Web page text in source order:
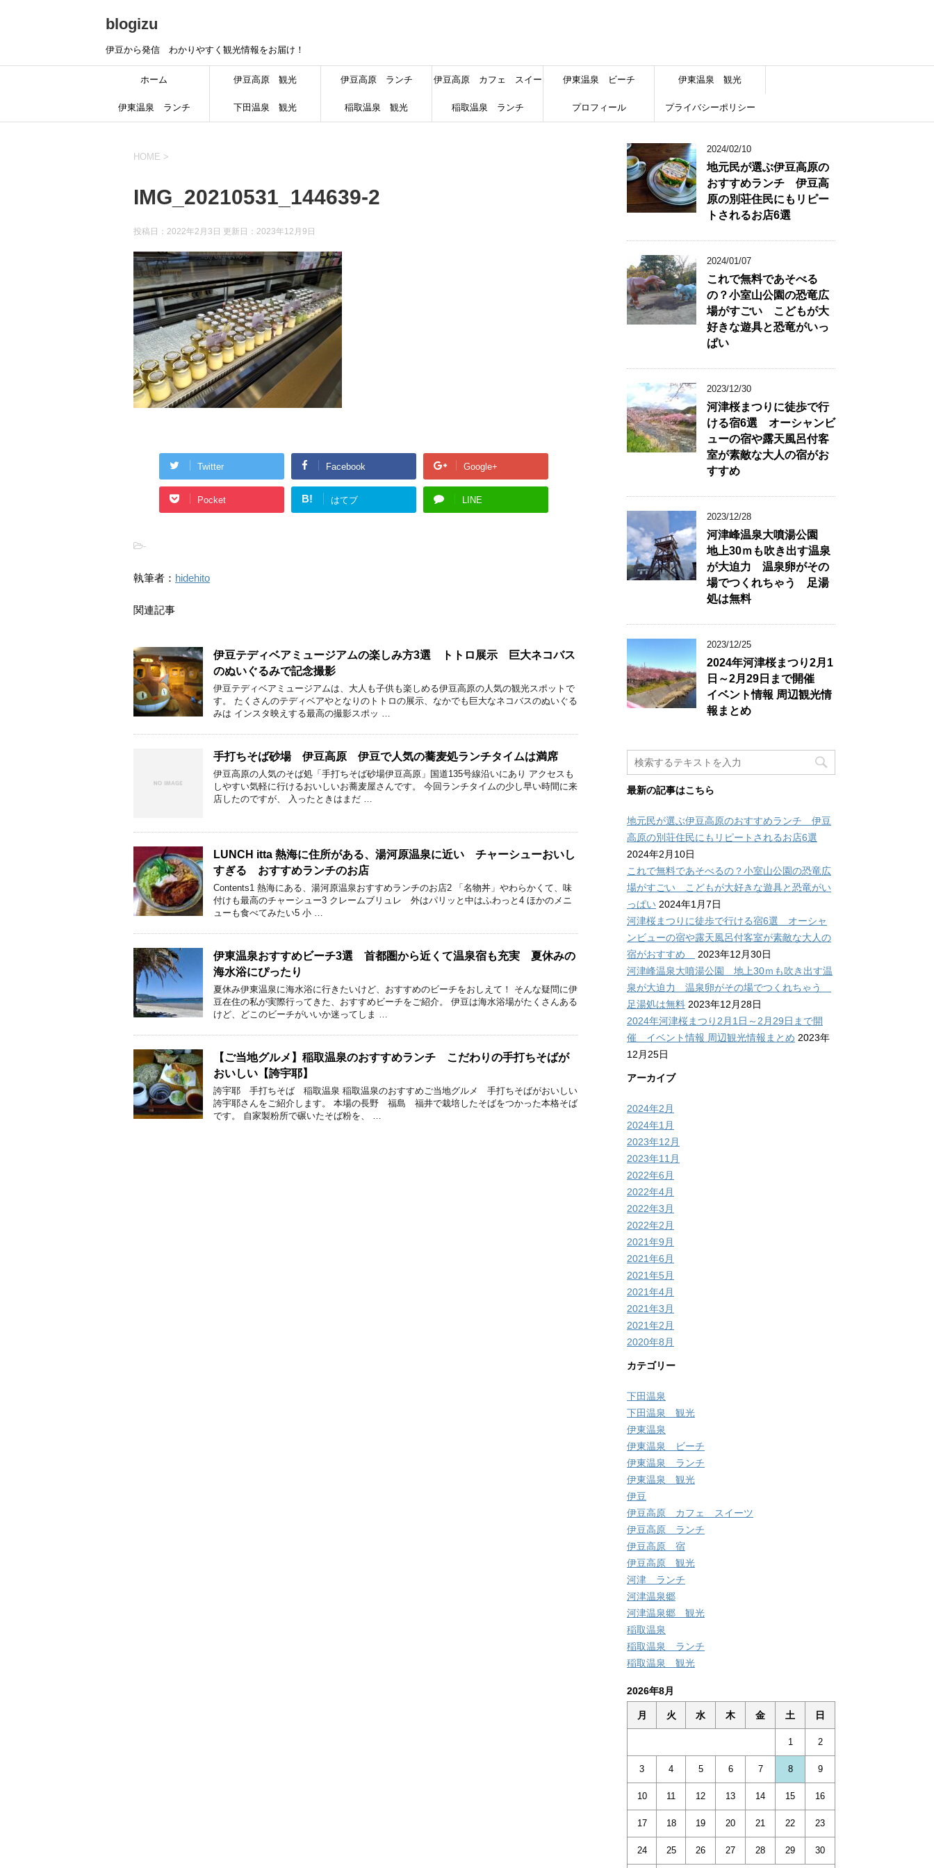
blogizu
伊豆から発信 わかりやすく観光情報をお届け！
ホーム 伊豆高原 観光 伊豆高原 ランチ 伊豆高原 カフェ スイー
ツ
伊東温泉 ビーチ 伊東温泉 観光
伊東温泉 ランチ 下田温泉 観光 稲取温泉 観光 稲取温泉 ランチ プロフィール プライバシーポリシー
HOME >
IMG_20210531_144639-2
投稿日：2022年2月3日 更新日： 2023年12月9日
Twitter Facebook Google+
Pocket B! はてブ LINE
-
執筆者： hidehito
関連記事
伊豆テディベアミュージアムの楽しみ方3選 トトロ展示 巨大ネコバス
のぬいぐるみで記念撮影
伊豆テディベアミュージアムは、大人も子供も楽しめる伊豆高原の人気の観光スポットで
す。 たくさんのテディベアやとなりのトトロの展示、なかでも巨大なネコバスのぬいぐる
みは インスタ映えする最高の撮影スポッ …
手打ちそば砂場 伊豆高原 伊豆で人気の蕎麦処ランチタイムは満席
伊豆高原の人気のそば処「手打ちそば砂場伊豆高原」国道135号線沿いにあり アクセスも
しやすい気軽に行けるおいしいお蕎麦屋さんです。 今回ランチタイムの少し早い時間に来
店したのですが、 入ったときはまだ …
LUNCH itta 熱海に住所がある、湯河原温泉に近い チャーシューおいし
すぎる おすすめランチのお店
Contents1 熱海にある、湯河原温泉おすすめランチのお店2 「名物丼」やわらかくて、味
付けも最高のチャーシュー3 クレームブリュレ 外はパリッと中はふわっと4 ほかのメニ
ューも食べてみたい5 小 …
伊東温泉おすすめビーチ3選 首都圏から近くて温泉宿も充実 夏休みの
海水浴にぴったり
夏休み伊東温泉に海水浴に行きたいけど、おすすめのビーチをおしえて！ そんな疑問に伊
豆在住の私が実際行ってきた、おすすめビーチをご紹介。 伊豆は海水浴場がたくさんある
けど、どこのビーチがいいか迷ってしま …
【ご当地グルメ】稲取温泉のおすすめランチ こだわりの手打ちそばが
おいしい【誇宇耶】
誇宇耶 手打ちそば 稲取温泉 稲取温泉のおすすめご当地グルメ 手打ちそばがおいしい
誇宇耶さんをご紹介します。 本場の長野 福島 福井で栽培したそばをつかった本格そば
です。 自家製粉所で碾いたそば粉を、 …
2024/02/10
地元民が選ぶ伊豆高原の
おすすめランチ 伊豆高
原の別荘住民にもリピー
トされるお店6選
2024/01/07
これで無料であそべる
の？小室山公園の恐竜広
場がすごい こどもが大
好きな遊具と恐竜がいっ
ぱい
2023/12/30
河津桜まつりに徒歩で行
ける宿6選 オーシャンビ
ューの宿や露天風呂付客
室が素敵な大人の宿がお
すすめ
2023/12/28
河津峰温泉大噴湯公園
地上30ｍも吹き出す温泉
が大迫力 温泉卵がその
場でつくれちゃう 足湯
処は無料
2023/12/25
2024年河津桜まつり2月1
日～2月29日まで開催
イベント情報 周辺観光情
報まとめ
最新の記事はこちら
地元民が選ぶ伊豆高原のおすすめランチ 伊豆
高原の別荘住民にもリピートされるお店6選
2024年2月10日
これで無料であそべるの？小室山公園の恐竜広
場がすごい こどもが大好きな遊具と恐竜がい
っぱい 2024年1月7日
河津桜まつりに徒歩で行ける宿6選 オーシャ
ンビューの宿や露天風呂付客室が素敵な大人の
宿がおすすめ
2023年12月30日
河津峰温泉大噴湯公園 地上30ｍも吹き出す温
泉が大迫力 温泉卵がその場でつくれちゃう
足湯処は無料 2023年12月28日
2024年河津桜まつり2月1日～2月29日まで開
催 イベント情報 周辺観光情報まとめ 2023年
12月25日
アーカイブ
2024年2月
2024年1月
2023年12月
2023年11月
2022年6月
2022年4月
2022年3月
2022年2月
2021年9月
2021年6月
2021年5月
2021年4月
2021年3月
2021年2月
2020年8月
カテゴリー
下田温泉
下田温泉 観光
伊東温泉
伊東温泉 ビーチ
伊東温泉 ランチ
伊東温泉 観光
伊豆
伊豆高原 カフェ スイーツ
伊豆高原 ランチ
伊豆高原 宿
伊豆高原 観光
河津 ランチ
河津温泉郷
河津温泉郷 観光
稲取温泉
稲取温泉 ランチ
稲取温泉 観光
2026年8月
月 火 水 木 金 土 日
1 2
3 4 5 6 7 8 9
10 11 12 13 14 15 16
17 18 19 20 21 22 23
24 25 26 27 28 29 30